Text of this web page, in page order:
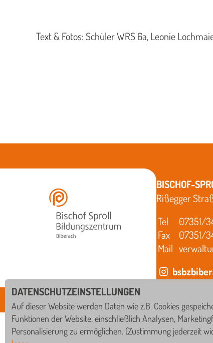
Text & Fotos: Schüler WRS 6a, Leonie
BISCHOF-
Rißegger
Tel
07351/
Fax
07351/
Mail
IN ZUSAMMENARBEIT MIT
DATENSCHUTZEINSTELLUNGEN
Auf dieser Website werden Daten wie z.B. Cookies
Funktionen der Website, einschließlich Analysen,
Personalisierung zu ermöglichen. (Zustimmung jederzeit